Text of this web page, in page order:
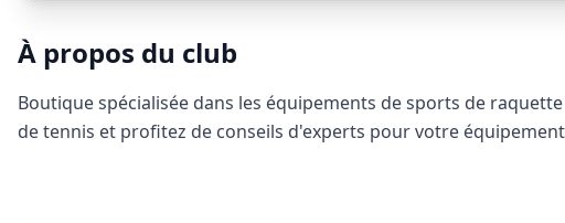
À propos du club
Boutique spécialisée dans les équipements de sports de
de tennis et profitez de conseils d'experts pour votre